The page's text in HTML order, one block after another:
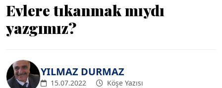
Evlere tıkanmak mıydı
yazgımız?
YILMAZ DURMAZ
15.07.2022 Köşe Yazısı